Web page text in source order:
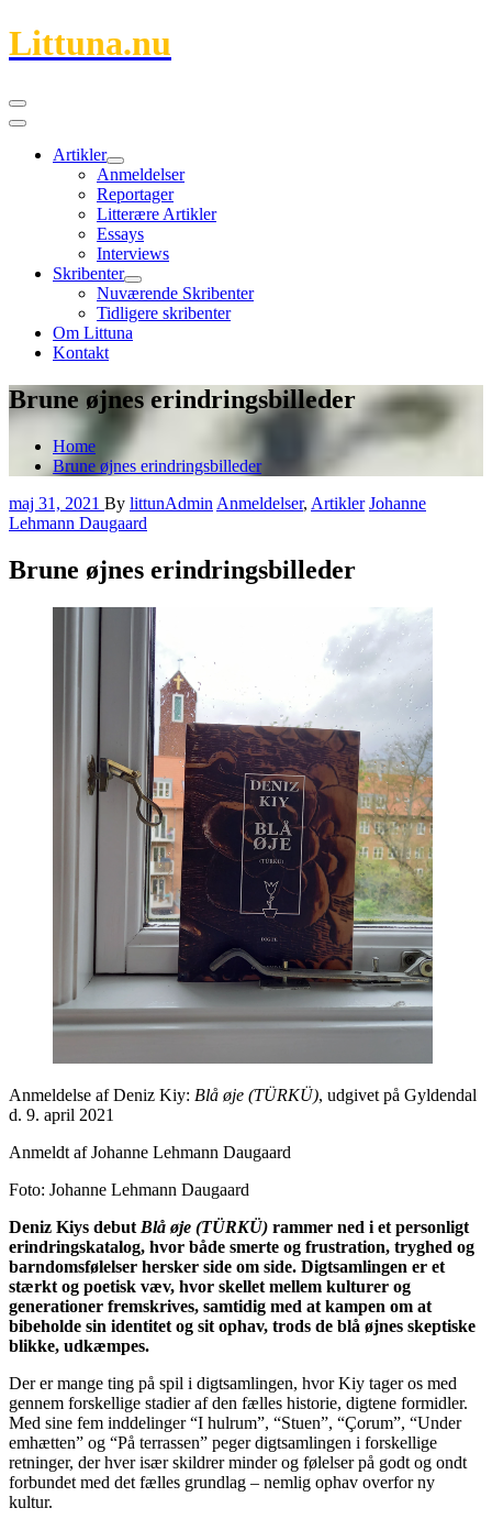
Skip
to
Littuna.nu
Artikler
Show
Artikler
submenu
Hide
Artikler
submenu
Anmeldelser
Reportager
Litterære Artikler
Essays
Interviews
Skribenter
Show
Skribenter
submenu
Hide
Skribenter
submenu
Nuværende Skribenter
Tidligere skribenter
Om Littuna
Kontakt
Brune øjnes erindringsbilleder
Home
Brune øjnes erindringsbilleder
maj 31, 2021 By littunAdmin Anmeldelser, Artikler Johanne
Lehmann Daugaard
Brune øjnes erindringsbilleder
Anmeldelse af Deniz Kiy: Blå øje (TÜRKÜ), udgivet på Gyldendal
d. 9. april 2021
Anmeldt af Johanne Lehmann Daugaard
Foto: Johanne Lehmann Daugaard
Deniz Kiys debut Blå øje (TÜRKÜ) rammer ned i et personligt
erindringskatalog, hvor både smerte og frustration, tryghed og
barndomsfølelser hersker side om side. Digtsamlingen er et
stærkt og poetisk væv, hvor skellet mellem kulturer og
generationer fremskrives, samtidig med at kampen om at
bibeholde sin identitet og sit ophav, trods de blå øjnes skeptiske
blikke, udkæmpes.
Der er mange ting på spil i digtsamlingen, hvor Kiy tager os med
gennem forskellige stadier af den fælles historie, digtene formidler.
Med sine fem inddelinger “I hulrum”, “Stuen”, “Çorum”, “Under
emhætten” og “På terrassen” peger digtsamlingen i forskellige
retninger, der hver især skildrer minder og følelser på godt og ondt
forbundet med det fælles grundlag – nemlig ophav overfor ny
kultur.